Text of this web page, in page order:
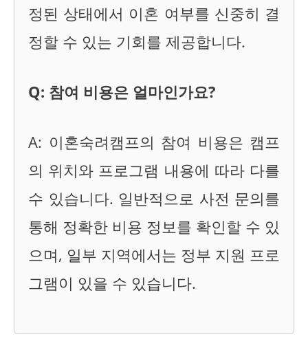
정된 상태에서 이혼 여부를 신중히 결
정할 수 있는 기회를 제공합니다.
Q: 참여 비용은 얼마인가요?
A: 이혼숙려캠프의 참여 비용은 캠프
의 위치와 프로그램 내용에 따라 다를
수 있습니다. 일반적으로 사전 문의를
통해 정확한 비용 정보를 확인할 수 있
으며, 일부 지역에서는 정부 지원 프로
그램이 있을 수 있습니다.